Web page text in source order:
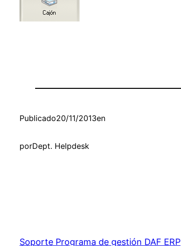
Publicado20/11/2013en
porDept. Helpdesk
Soporte Programa de gestión DAF ERP